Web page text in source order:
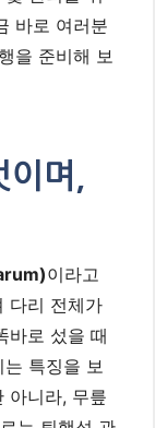
바로 여러분
을 준비해 보
이며,
이라고
다리 전체가
바로 섰을 때
특징을 보
아니라, 무릎